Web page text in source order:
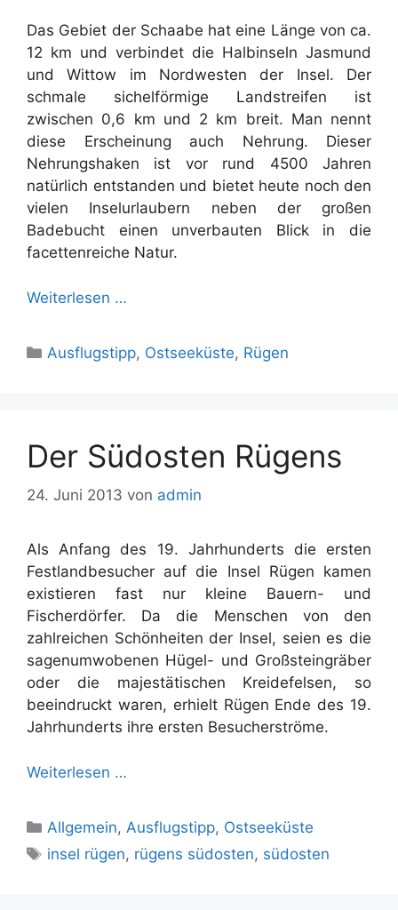
Das Gebiet der Schaabe hat eine Länge von ca.
12 km und verbindet die Halbinseln Jasmund
und Wittow im Nordwesten der Insel. Der
schmale sichelförmige Landstreifen ist
zwischen 0,6 km und 2 km breit. Man nennt
diese Erscheinung auch Nehrung. Dieser
Nehrungshaken ist vor rund 4500 Jahren
natürlich entstanden und bietet heute noch den
vielen Inselurlaubern neben der großen
Badebucht einen unverbauten Blick in die
facettenreiche Natur.
Weiterlesen …
Kategorien
Ausflugstipp, Ostseeküste, Rügen
Der Südosten Rügens
24. Juni 2013 von admin
Als Anfang des 19. Jahrhunderts die ersten
Festlandbesucher auf die Insel Rügen kamen
existieren fast nur kleine Bauern- und
Fischerdörfer. Da die Menschen von den
zahlreichen Schönheiten der Insel, seien es die
sagenumwobenen Hügel- und Großsteingräber
oder die majestätischen Kreidefelsen, so
beeindruckt waren, erhielt Rügen Ende des 19.
Jahrhunderts ihre ersten Besucherströme.
Weiterlesen …
Kategorien
Allgemein, Ausflugstipp, Ostseeküste
Schlagwörter
insel rügen, rügens südosten, südosten